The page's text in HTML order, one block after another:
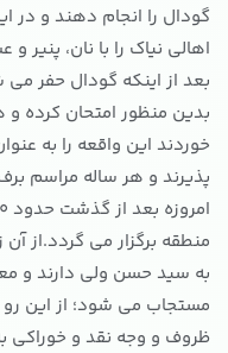
گودال را انجام دهند و در
اهالی نیاک را با نان، پنیر
بعد از اینکه گودال حفر
بدین منظور امتحان کرده و
خوردند این واقعه را به
پذیرند و هر ساله مراسم
منطقه برگزار می گردد.از آن
به سید حسن ولی دارند و
مستجاب می شود؛ از این رو
ظروف و وجه نقد و خوراکی